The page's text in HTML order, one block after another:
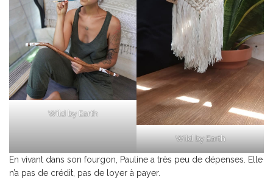
Wild by Earth
Wild by Earth
En vivant dans son fourgon, Pauline a très peu de dépenses. Elle
n’a pas de crédit, pas de loyer à payer.